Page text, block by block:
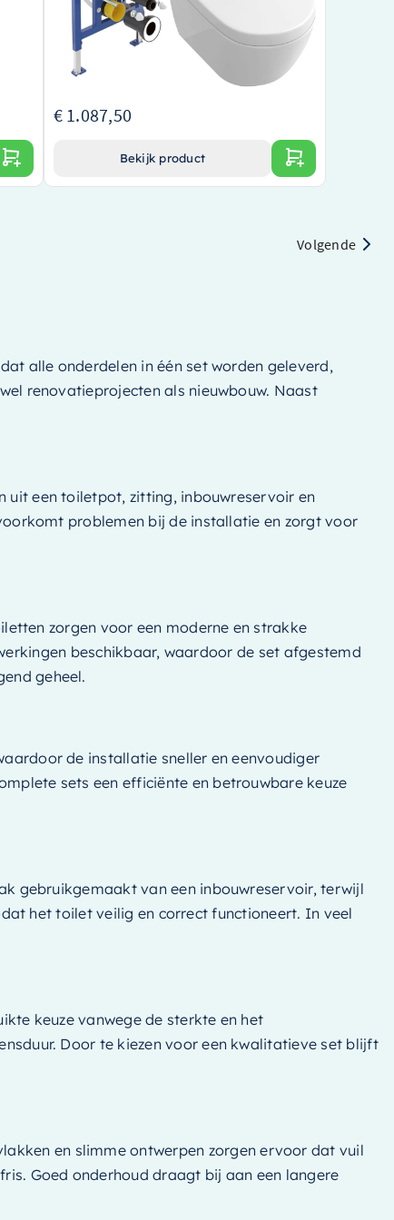
Gebruiksgemak door softclose & quickrelease
zitting
Unieke Ceramic+ afwerking in stone white
€ 1.087,50
Bekijk product
Volgende
alle onderdelen in één set worden geleverd,
renovatieprojecten als nieuwbouw. Naast
uit een toiletpot, zitting, inbouwreservoir en
problemen bij de installatie en zorgt voor
zorgen voor een moderne en strakke
beschikbaar, waardoor de set afgestemd
geheel.
de installatie sneller en eenvoudiger
sets een efficiënte en betrouwbare keuze
gebruikgemaakt van een inbouwreservoir, terwijl
het toilet veilig en correct functioneert. In veel
keuze vanwege de sterkte en het
Door te kiezen voor een kwalitatieve set blijft
en slimme ontwerpen zorgen ervoor dat vuil
Goed onderhoud draagt bij aan een langere